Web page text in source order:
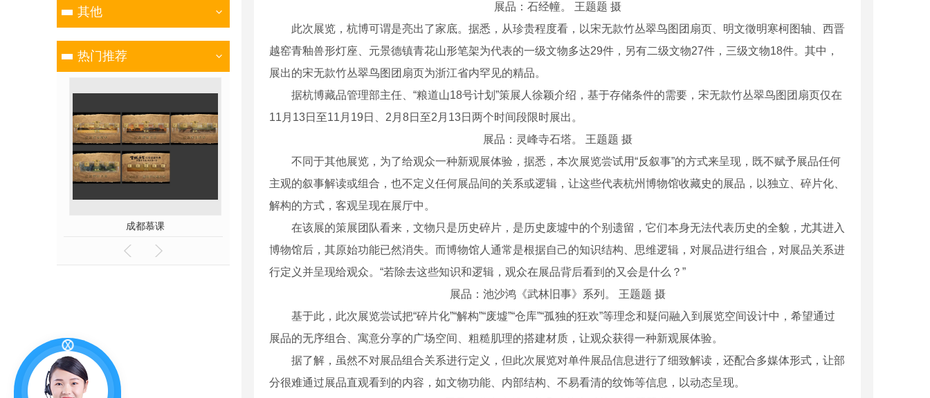
其他
热门推荐
成都慕课
展品：石经幢。 王题题 摄
此次展览，杭博可谓是亮出了家底。据悉，从珍贵程度看，以宋无款竹丛翠鸟图团扇页、明文徵明寒柯图轴、西晋
越窑青釉兽形灯座、元景德镇青花山形笔架为代表的一级文物多达29件，另有二级文物27件，三级文物18件。其中，
展出的宋无款竹丛翠鸟图团扇页为浙江省内罕见的精品。
据杭博藏品管理部主任、“粮道山18号计划”策展人徐颖介绍，基于存储条件的需要，宋无款竹丛翠鸟图团扇页仅在
11月13日至11月19日、2月8日至2月13日两个时间段限时展出。
展品：灵峰寺石塔。 王题题 摄
不同于其他展览，为了给观众一种新观展体验，据悉，本次展览尝试用“反叙事”的方式来呈现，既不赋予展品任何
主观的叙事解读或组合，也不定义任何展品间的关系或逻辑，让这些代表杭州博物馆收藏史的展品，以独立、碎片化、
解构的方式，客观呈现在展厅中。
在该展的策展团队看来，文物只是历史碎片，是历史废墟中的个别遗留，它们本身无法代表历史的全貌，尤其进入
博物馆后，其原始功能已然消失。而博物馆人通常是根据自己的知识结构、思维逻辑，对展品进行组合，对展品关系进
行定义并呈现给观众。“若除去这些知识和逻辑，观众在展品背后看到的又会是什么？”
展品：池沙鸿《武林旧事》系列。 王题题 摄
基于此，此次展览尝试把“碎片化”“解构”“废墟”“仓库”“孤独的狂欢”等理念和疑问融入到展览空间设计中，希望通过
展品的无序组合、寓意分享的广场空间、粗糙肌理的搭建材质，让观众获得一种新观展体验。
据了解，虽然不对展品组合关系进行定义，但此次展览对单件展品信息进行了细致解读，还配合多媒体形式，让部
分很难通过展品直观看到的内容，如文物功能、内部结构、不易看清的纹饰等信息，以动态呈现。